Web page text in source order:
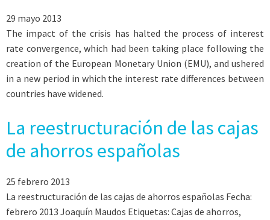
29 mayo 2013
The impact of the crisis has halted the process of interest
rate convergence, which had been taking place following the
creation of the European Monetary Union (EMU), and ushered
in a new period in which the interest rate differences between
countries have widened.
La reestructuración de las cajas
de ahorros españolas
25 febrero 2013
La reestructuración de las cajas de ahorros españolas Fecha:
febrero 2013 Joaquín Maudos Etiquetas: Cajas de ahorros,